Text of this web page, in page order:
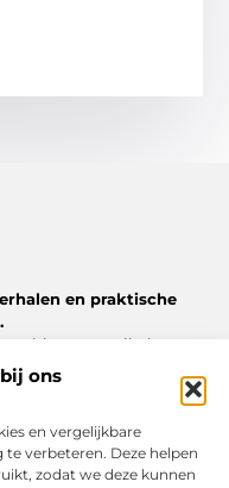
ons
en vergelijkbare
verbeteren. Deze helpen
zodat we deze kunnen
en praktische
blogs en artikelen
tips en
allemaal op